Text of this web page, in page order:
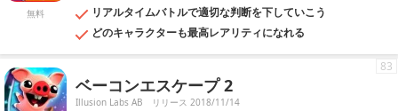
無料
リアルタイムバトルで適切な判断を下していこう
どのキャラクターも最高レアリティになれる
ベーコンエスケープ 2
Illusion Labs AB リリース 2018/11/14
83